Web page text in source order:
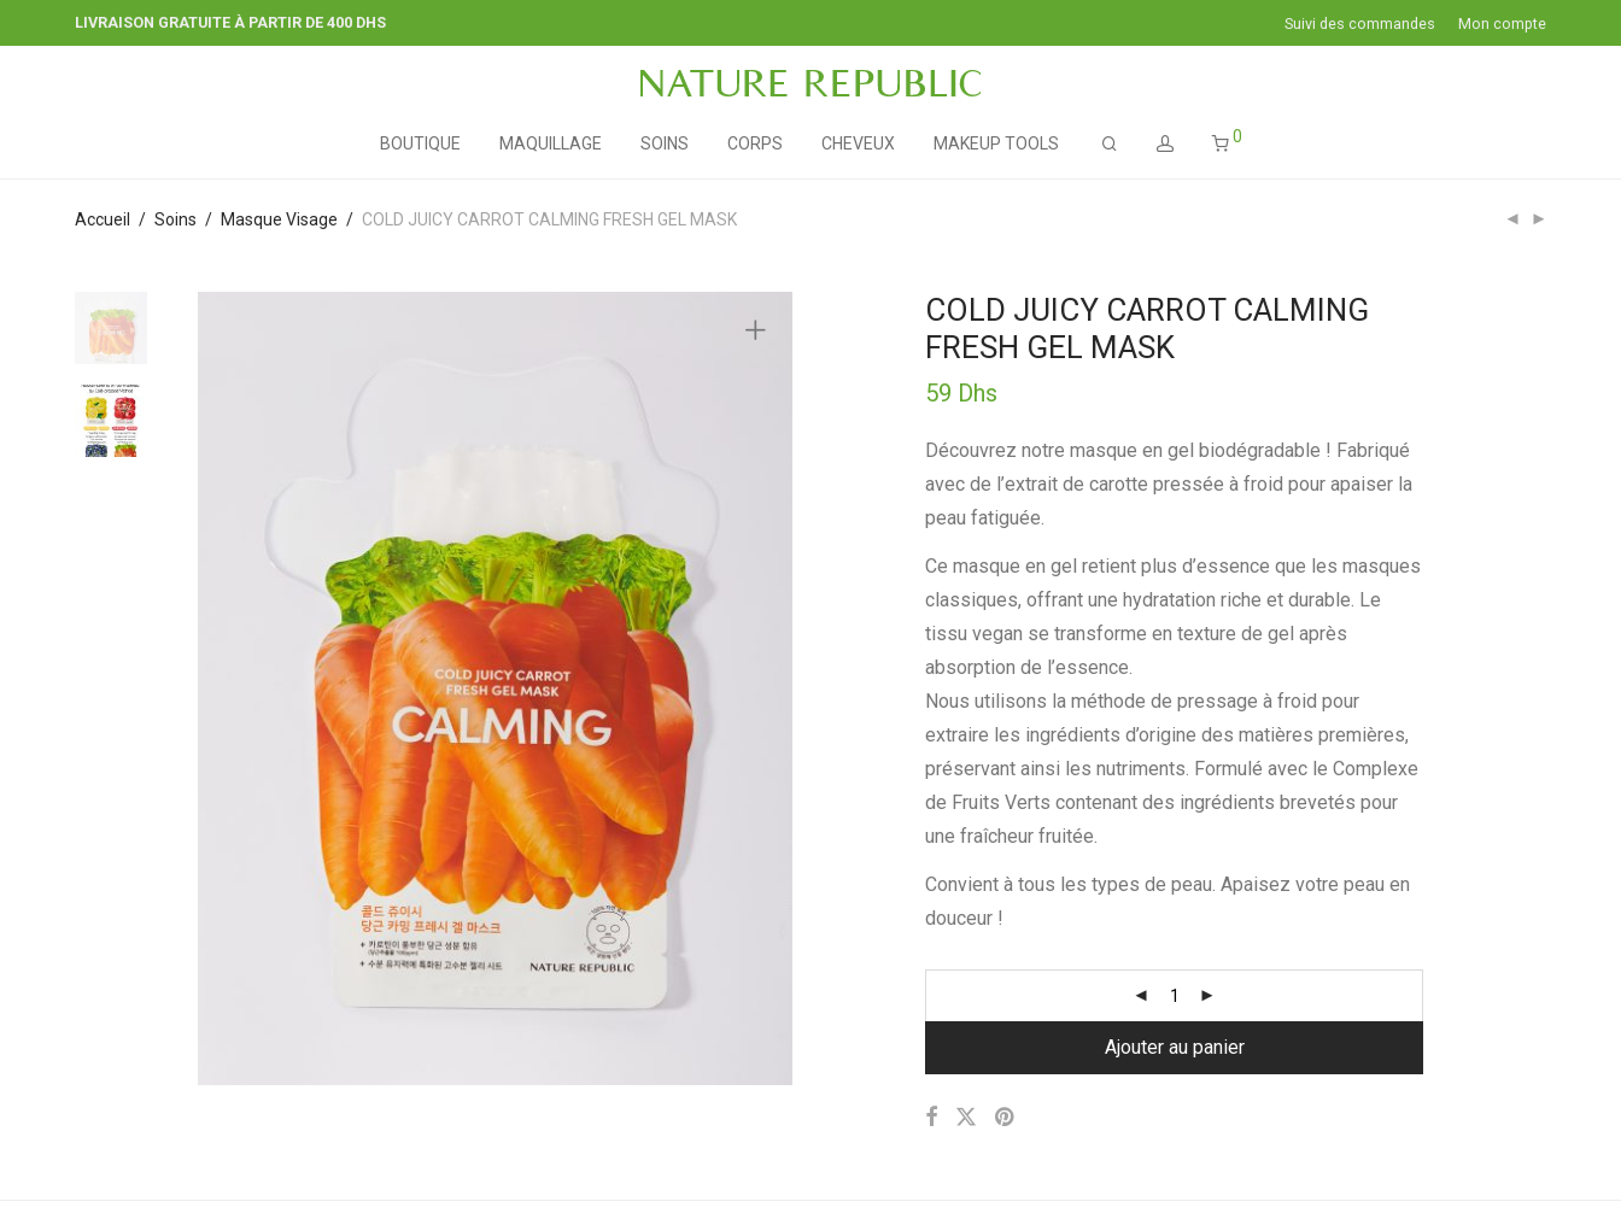
LIVRAISON GRATUITE À PARTIR DE 400 DHS Suivi des commandes Mon compte
BOUTIQUE MAQUILLAGE SOINS CORPS CHEVEUX MAKEUP TOOLS 0
Accueil / Soins / Masque Visage / COLD JUICY CARROT CALMING FRESH GEL MASK
COLD JUICY CARROT CALMING
FRESH GEL MASK
59 Dhs
Découvrez notre masque en gel biodégradable ! Fabriqué
avec de l’extrait de carotte pressée à froid pour apaiser la
peau fatiguée.
Ce masque en gel retient plus d’essence que les masques
classiques, offrant une hydratation riche et durable. Le
tissu vegan se transforme en texture de gel après
absorption de l’essence.
Nous utilisons la méthode de pressage à froid pour
extraire les ingrédients d’origine des matières premières,
préservant ainsi les nutriments. Formulé avec le Complexe
de Fruits Verts contenant des ingrédients brevetés pour
une fraîcheur fruitée.
Convient à tous les types de peau. Apaisez votre peau en
douceur !
Ajouter au panier